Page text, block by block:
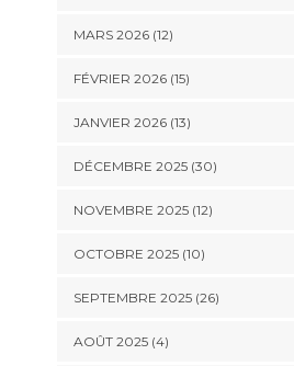
MARS 2026 (12)
FÉVRIER 2026 (15)
JANVIER 2026 (13)
DÉCEMBRE 2025 (30)
NOVEMBRE 2025 (12)
OCTOBRE 2025 (10)
SEPTEMBRE 2025 (26)
AOÛT 2025 (4)